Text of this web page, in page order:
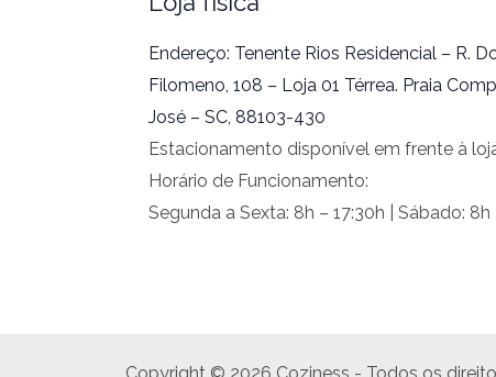
Endereço: Tenente Rios Residencial – R.
Filomeno, 108 – Loja 01 Térrea. Praia
José – SC, 88103-430
Estacionamento disponível em frente à
Horário de Funcionamento:
Segunda a Sexta: 8h – 17:30h | Sábado: 8h